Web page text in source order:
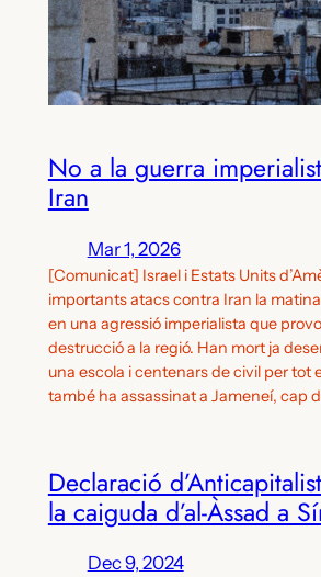
No a la guerra
Iran
Mar 1, 2026
[Comunicat] Israel i Estats Units
importants atacs contra Iran la
en una agressió imperialista que
destrucció a la regió. Han mort ja
una escola i centenars de civil per tot
també ha assassinat a Jameneí, cap
Declaració
la caiguda d’al-Àssad a
Dec 9, 2024